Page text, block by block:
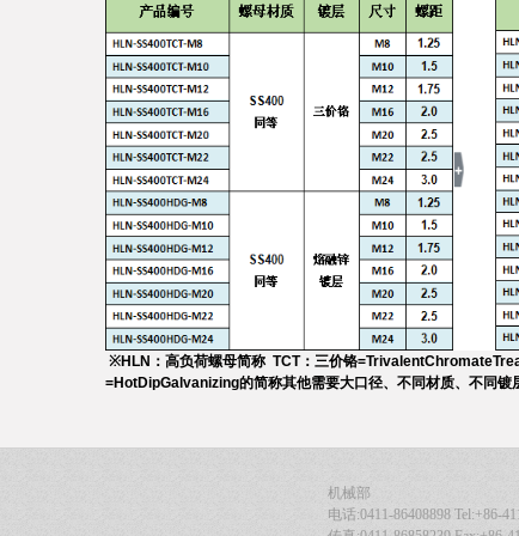
※HLN ：高负荷螺母简称 TCT：三价铬
=HotDipGalvanizing的简称其他需要大口径、不同材质、不同镀
机械部
电话:0411-86408898 Tel:+86-